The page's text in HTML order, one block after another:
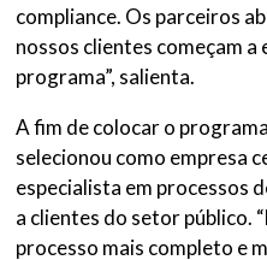
compliance. Os parceiros
nossos clientes começam
programa”, salienta.
A fim de colocar o
selecionou como empresa
especialista em processos
a clientes do setor público.
processo mais completo e